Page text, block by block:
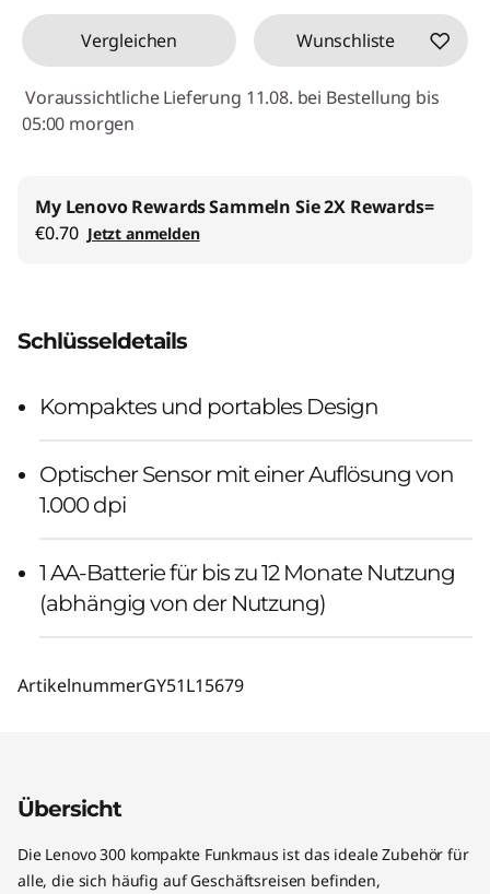
Vergleichen Wunschliste
Voraussichtliche Lieferung 11.08. bei Bestellung bis
05:00 morgen
My Lenovo RewardsSammeln Sie 2X Rewards=
€0.70 Jetzt anmelden
Schlüsseldetails
Kompaktes und portables Design
Optischer Sensor mit einer Auflösung von
1.000 dpi
1 AA-Batterie für bis zu 12 Monate Nutzung
(abhängig von der Nutzung)
ArtikelnummerGY51L15679
Übersicht
Die Lenovo 300 kompakte Funkmaus ist das ideale Zubehör für
alle, die sich häufig auf Geschäftsreisen befinden,